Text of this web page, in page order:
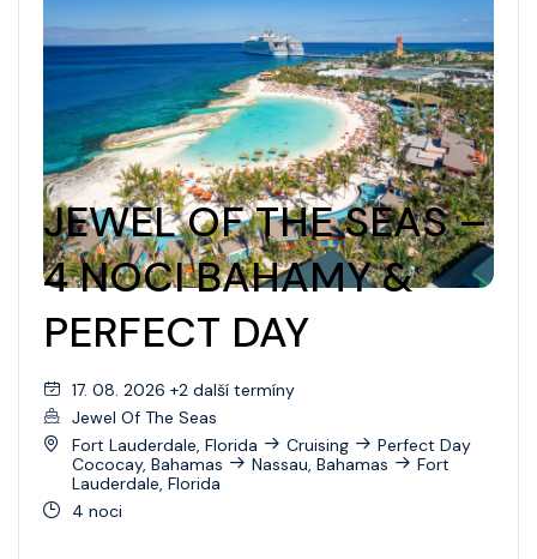
JEWEL OF THE SEAS –
4 NOCI BAHAMY &
PERFECT DAY
17. 08. 2026 +2 další termíny
Jewel Of The Seas
Fort Lauderdale, Florida
Cruising
Perfect Day
Cococay, Bahamas
Nassau, Bahamas
Fort
Lauderdale, Florida
4 noci